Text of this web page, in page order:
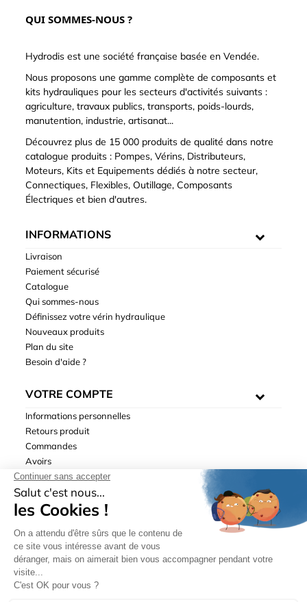
QUI SOMMES-NOUS ?
Hydrodis est une société française basée en Vendée.
Nous proposons une gamme complète de composants et
kits hydrauliques pour les secteurs d'activités suivants :
agriculture, travaux publics, transports, poids-lourds,
manutention, industrie, artisanat...
Découvrez plus de 15 000 produits de qualité dans notre
catalogue produits : Pompes, Vérins, Distributeurs,
Moteurs, Kits et Equipements dédiés à notre secteur,
Connectiques, Flexibles, Outillage, Composants
Électriques et bien d'autres.
INFORMATIONS
Livraison
Paiement sécurisé
Catalogue
Qui sommes-nous
Définissez votre vérin hydraulique
Nouveaux produits
Plan du site
Besoin d'aide ?
VOTRE COMPTE
Informations personnelles
Retours produit
Commandes
Avoirs
Adresses
Bons de réduction